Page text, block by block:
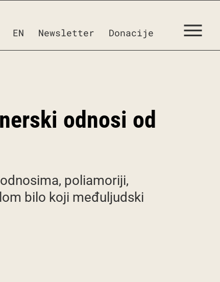
EN Newsletter Donacije
odnosi od
poliamoriji,
bilo koji međuljudski